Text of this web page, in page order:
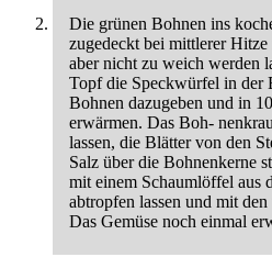
Die grünen Bohnen ins
zugedeckt bei mittlerer
aber nicht zu weich werden
Topf die Speckwürfel in der
Bohnen dazugeben und in
erwärmen. Das Boh-
lassen, die Blätter von den
Salz über die Bohnenkerne
mit einem Schaumlöffel aus
abtropfen lassen und mit
Das Gemüse noch einmal